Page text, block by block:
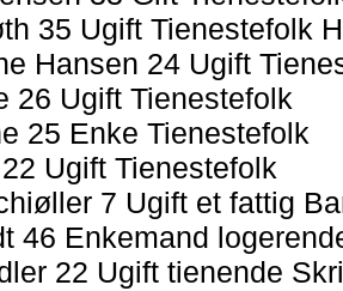
35 Ugift Tienestefolk
Hansen 24 Ugift
26 Ugift Tienestefolk
25 Enke Tienestefolk
Ugift Tienestefolk
7 Ugift et fattig
46 Enkemand
22 Ugift tienende